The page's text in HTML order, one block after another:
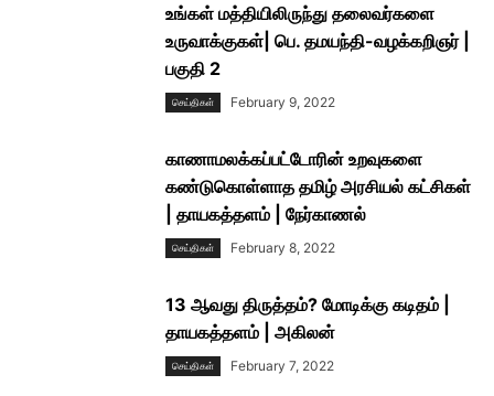
உங்கள் மத்தியிலிருந்து தலைவர்களை
உருவாக்குகள்| பெ. தமயந்தி-வழக்கறிஞர் |
பகுதி 2
செய்திகள் February 9, 2022
காணாமலக்கப்பட்டோரின் உறவுகளை
கண்டுகொள்ளாத தமிழ் அரசியல் கட்சிகள்
| தாயகத்தளம் | நேர்காணல்
செய்திகள் February 8, 2022
13 ஆவது திருத்தம்? மோடிக்கு கடிதம் |
தாயகத்தளம் | அகிலன்
செய்திகள் February 7, 2022